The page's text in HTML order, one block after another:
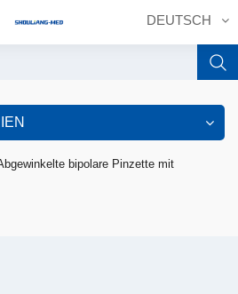
DEUTSCH
English
français
bipolare Pinzette mit